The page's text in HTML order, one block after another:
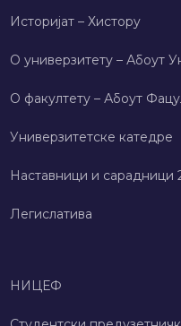
Историјат – Хисторy
О универзитету – Абоут
О факултету – Абоут
Универзитетске катедре
Наставници и сарадници
Легислатива
НИЦЕФ